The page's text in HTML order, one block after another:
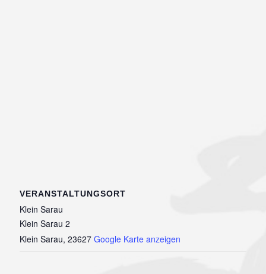
VERANSTALTUNGSORT
Klein Sarau
Klein Sarau 2
Klein Sarau, 23627 Google Karte anzeigen